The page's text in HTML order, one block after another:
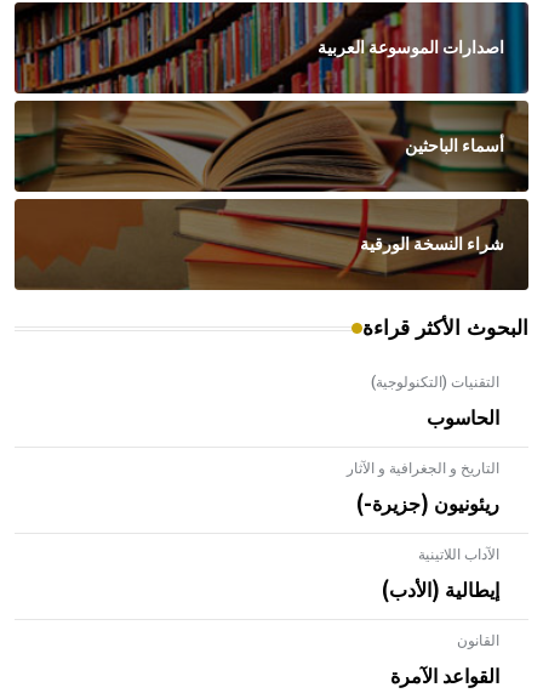
اصدارات الموسوعة العربية
أسماء الباحثين
شراء النسخة الورقية
البحوث الأكثر قراءة
التقنيات (التكنولوجية)
الحاسوب
التاريخ و الجغرافية و الآثار
ريئونيون (جزيرة-)
الآداب اللاتينية
إيطالية (الأدب)
القانون
القواعد الآمرة
- هل تعلم أن الأبلق نوع من الفنون الهندسية التي ارتبطت
بالعمارة الإسلامية في بلاد الشام ومصر خاصة، حيث يحرص
المعمار على بناء مداميكه وخاصة في الواجهات